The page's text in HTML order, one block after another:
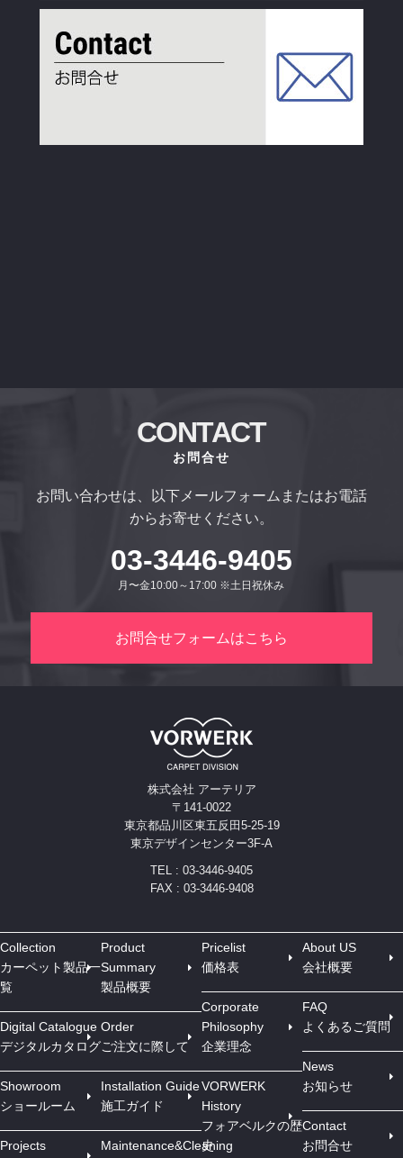
CONTACT
お問合せ
お問い合わせは、以下メールフォームまたはお電話
からお寄せください。
03-3446-9405
月〜金10:00～17:00 ※土日祝休み
お問合せフォームはこちら
株式会社 アーテリア
〒141-0022
東京都品川区東五反田5-25-19
東京デザインセンター3F-A
TEL : 03-3446-9405
FAX : 03-3446-9408
Collection
カーペット製品一
覧
Digital Catalogue
デジタルカタログ
Showroom
ショールーム
Projects
Product
Summary
製品概要
Order
ご注文に際して
Installation Guide
施工ガイド
Maintenance&Cleaning
Pricelist
価格表
Corporate
Philosophy
企業理念
VORWERK
History
フォアベルクの歴
史
About US
会社概要
FAQ
よくあるご質問
News
お知らせ
Contact
お問合せ